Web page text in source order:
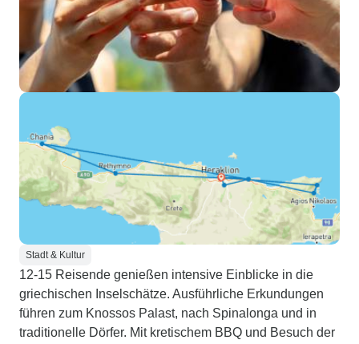
Stadt & Kultur
12-15 Reisende genießen intensive Einblicke in die
griechischen Inselschätze. Ausführliche Erkundungen
führen zum Knossos Palast, nach Spinalonga und in
traditionelle Dörfer. Mit kretischem BBQ und Besuch der